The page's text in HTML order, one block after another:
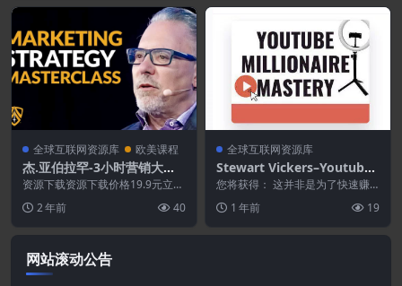
全球互联网资源库 欧美课程
杰.亚伯拉罕-3小时营销大师
班[英语]
资源下载资源下载价格19.9元立即
2 年前 40
全球互联网资源库
Stewart Vickers–Youtube
Millionaire Mastery
您将获得： 这并非是为了快速赚
的、重新制作的“课程...
1 年前 19
网站滚动公告